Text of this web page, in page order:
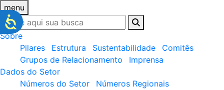
menu
Sobre
Pilares
Estrutura Sustentabilidade
Comitês
Grupos de Relacionamento
Imprensa
Dados do Setor
Números do Setor
Números Regionais